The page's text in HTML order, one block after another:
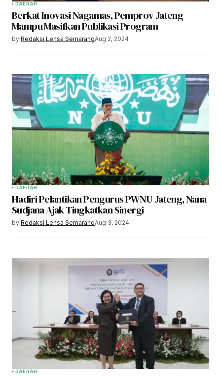
DAERAH
Berkat Inovasi Nagamas, Pemprov Jateng
Mampu Masifkan Publikasi Program
by Redaksi Lensa SemarangAug 2, 2024
DAERAH
Hadiri Pelantikan Pengurus PWNU Jateng, Nana
Sudjana Ajak Tingkatkan Sinergi
by Redaksi Lensa SemarangAug 3, 2024
DAERAH